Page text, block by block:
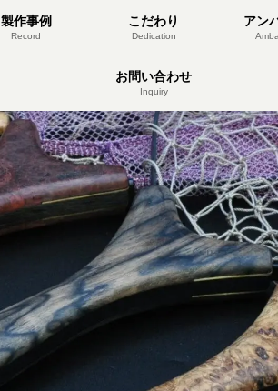
製作事例
Record
こだわり
Dedication
アン
お問い合わせ
Inquiry